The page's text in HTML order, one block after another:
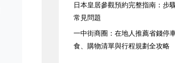
日本皇居參觀預約完整指南：步
常見問題
一中街商圈：在地人推薦省錢停
食、購物清單與行程規劃全攻略